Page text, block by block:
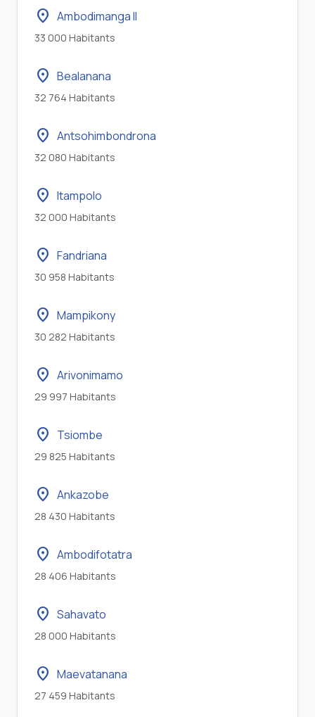
location_on Ambodimanga II
33 000 Habitants
location_on Bealanana
32 764 Habitants
location_on Antsohimbondrona
32 080 Habitants
location_on Itampolo
32 000 Habitants
location_on Fandriana
30 958 Habitants
location_on Mampikony
30 282 Habitants
location_on Arivonimamo
29 997 Habitants
location_on Tsiombe
29 825 Habitants
location_on Ankazobe
28 430 Habitants
location_on Ambodifotatra
28 406 Habitants
location_on Sahavato
28 000 Habitants
location_on Maevatanana
27 459 Habitants